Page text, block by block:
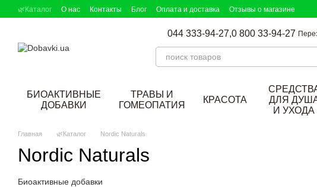
Перейти к основному контенту
🌿Каталог О нас Контакты Блог Оплата и доставка Отзывы о магазине
044 333-94-27,0 800 33-94-27
БИОАКТИВНЫЕ
ДОБАВКИ
ТРАВЫ И
ГОМЕОПАТИЯ
КРАСОТА
ДЛЯ
И УХОДА
Главная 🌿Каталог Nordic Naturals
Nordic Naturals
Биоактивные добавки